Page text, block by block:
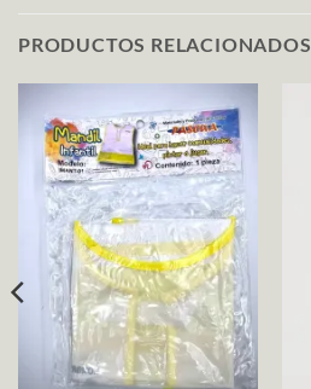
PRODUCTOS RELACIONADOS